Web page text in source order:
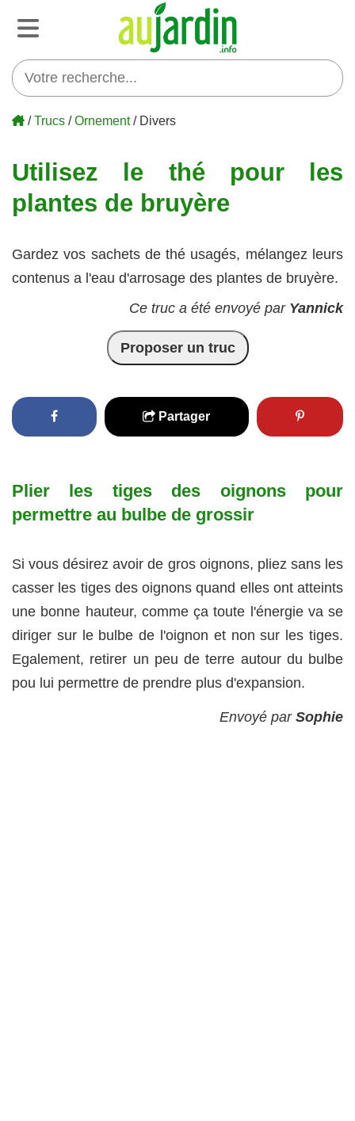
/Trucs /Ornement/ Divers
Utilisez le thé pour les
plantes de bruyère
Gardez vos sachets de thé usagés, mélangez leurs
contenus a l'eau d'arrosage des plantes de bruyère.
Ce truc a été envoyé par Yannick
Proposer un truc
Partager
Plier les tiges des oignons pour
permettre au bulbe de grossir
Si vous désirez avoir de gros oignons, pliez sans les
casser les tiges des oignons quand elles ont atteints
une bonne hauteur, comme ça toute l'énergie va se
diriger sur le bulbe de l'oignon et non sur les tiges.
Egalement, retirer un peu de terre autour du bulbe
pou lui permettre de prendre plus d'expansion.
Envoyé par Sophie